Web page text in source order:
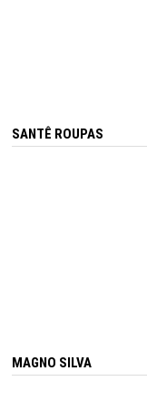
SANTÊ ROUPAS
MAGNO SILVA